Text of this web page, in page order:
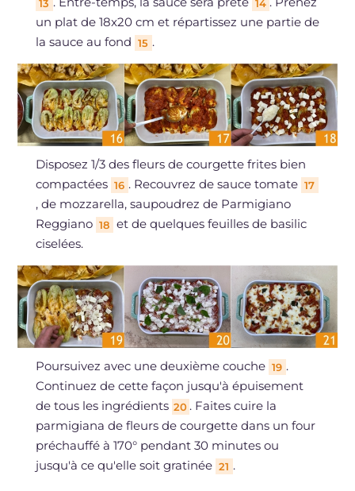
13 14
un plat de 18x20 cm et répartissez une partie de
la sauce au fond 15 .
Disposez 1/3 des fleurs de courgette frites bien
compactées 16 . Recouvrez de sauce tomate 17
, de mozzarella, saupoudrez de Parmigiano
Reggiano 18 et de quelques feuilles de basilic
ciselées.
Poursuivez avec une deuxième couche 19 .
Continuez de cette façon jusqu'à épuisement
de tous les ingrédients 20 . Faites cuire la
parmigiana de fleurs de courgette dans un four
préchauffé à 170° pendant 30 minutes ou
jusqu'à ce qu'elle soit gratinée 21 .